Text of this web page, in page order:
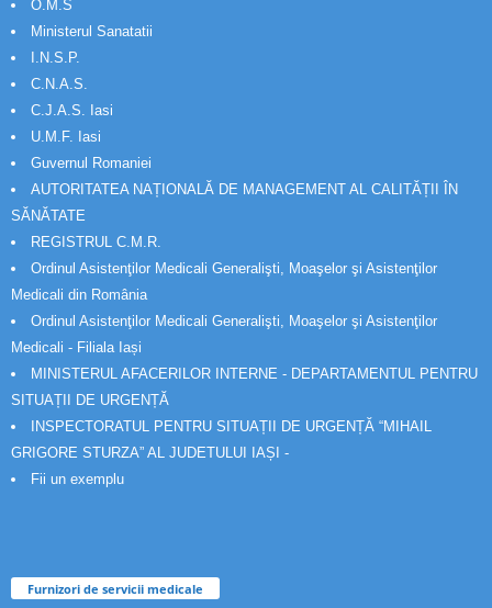
O.M.S
Ministerul Sanatatii
I.N.S.P.
C.N.A.S.
C.J.A.S. Iasi
U.M.F. Iasi
Guvernul Romaniei
AUTORITATEA NAȚIONALĂ DE MANAGEMENT AL CALITĂȚII ÎN
SĂNĂTATE
REGISTRUL C.M.R.
Ordinul Asistenţilor Medicali Generalişti, Moaşelor şi Asistenţilor
Medicali din România
Ordinul Asistenţilor Medicali Generalişti, Moaşelor şi Asistenţilor
Medicali - Filiala Iași
MINISTERUL AFACERILOR INTERNE - DEPARTAMENTUL PENTRU
SITUAȚII DE URGENȚĂ
INSPECTORATUL PENTRU SITUAȚII DE URGENȚĂ “MIHAIL
GRIGORE STURZA” AL JUDETULUI IAȘI -
Fii un exemplu
Furnizori de servicii medicale